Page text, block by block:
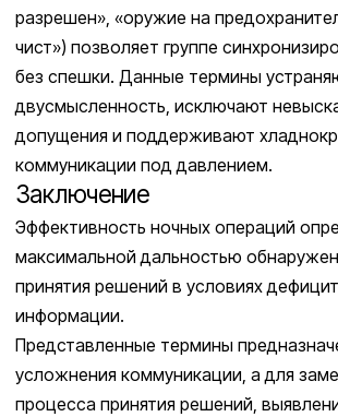
разрешен», «оружие на
чист») позволяет группе
без спешки. Данные термины
двусмысленность, исключают
допущения и поддерживают
коммуникации под давлением.
Заключение
Эффективность ночных операций
максимальной дальностью
принятия решений в условиях
информации.
Представленные термины
усложнения коммуникации, а для
процесса принятия решений,